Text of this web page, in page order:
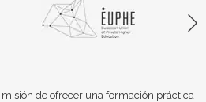
misión de ofrecer una formación práctica